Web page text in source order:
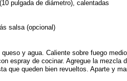
pulgada de diámetro), calentadas
salsa (opcional)
y agua. Caliente sobre fuego
espray de cocinar. Agregue la mezcla
que queden bien revueltos. Aparte y